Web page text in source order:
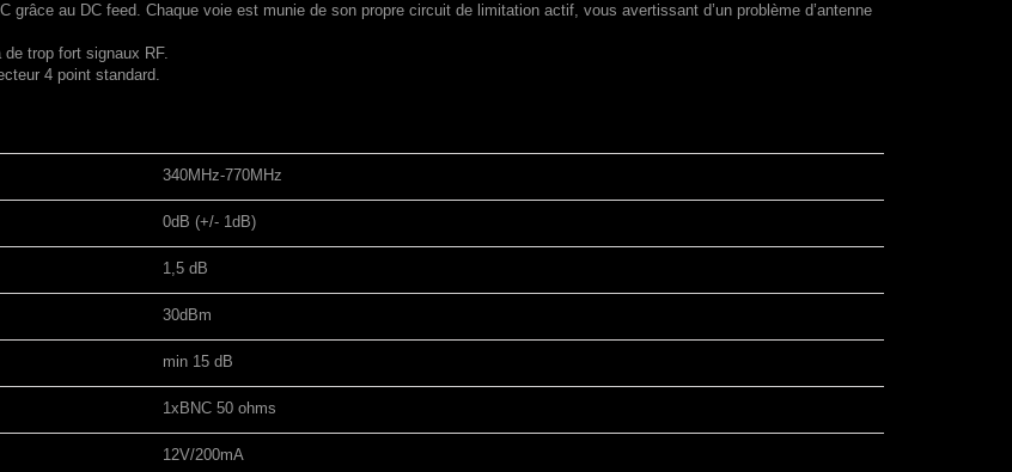
au DC feed. Chaque voie est munie de son propre circuit de limitation actif, vous avertissant d’un problème d’antenne
trop fort signaux RF.
4 point standard.
340MHz-770MHz
0dB (+/- 1dB)
1,5 dB
30dBm
min 15 dB
1xBNC 50 ohms
12V/200mA